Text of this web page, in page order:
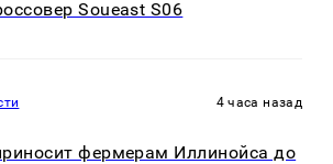
Soueast S06
4 часа назад
фермерам Иллинойса до